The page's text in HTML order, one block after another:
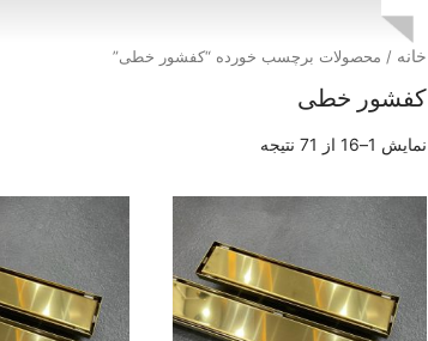
خانه / محصولات برچسب خورده “کفشور خطی”
کفشور خطی
نمایش 1–16 از 71 نتیجه